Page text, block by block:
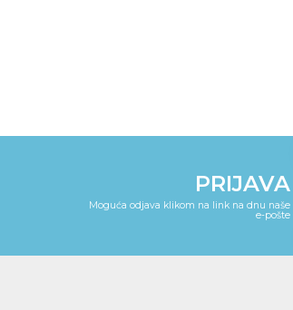
PRIJAVA
Moguća odjava klikom na link na dnu naše
e-pošte